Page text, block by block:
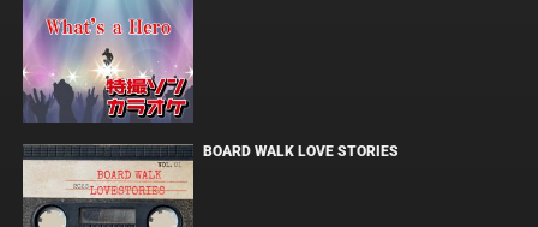
BOARD WALK LOVE STORIES